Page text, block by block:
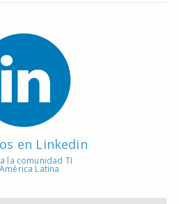
en Linkedin
la comunidad TI
Latina